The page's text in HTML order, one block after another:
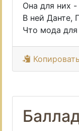
Она для них
В ней Данте,
Что мода для
Копировать